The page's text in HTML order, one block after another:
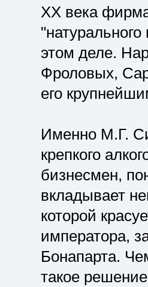
ХХ века
этом деле.
Фроловых,
его
Именно М.Г.
крепкого
бизнесмен,
вкладывает
которой
императора,
Бонапарта.
такое